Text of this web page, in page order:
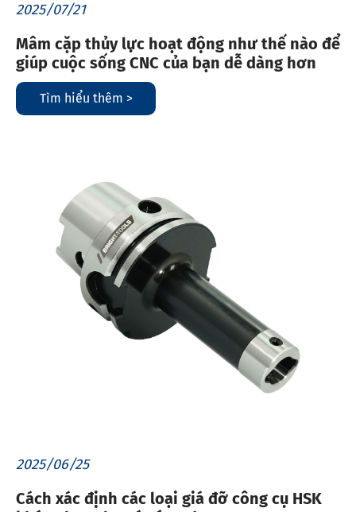
2025/07/21
Mâm cặp thủy lực hoạt động như thế nào để
giúp cuộc sống CNC của bạn dễ dàng hơn
Tìm hiểu thêm >
2025/06/25
Cách xác định các loại giá đỡ công cụ HSK